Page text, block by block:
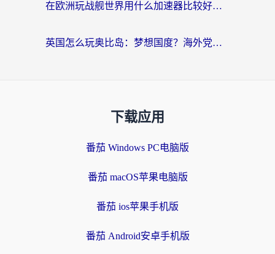
在欧洲玩战舰世界用什么加速器比较好用？老玩家亲测有效的低延迟方案
英国怎么玩奥比岛：梦想国度？海外党不卡攻略+加速器选择秘籍
下载应用
番茄 Windows PC电脑版
番茄 macOS苹果电脑版
番茄 ios苹果手机版
番茄 Android安卓手机版